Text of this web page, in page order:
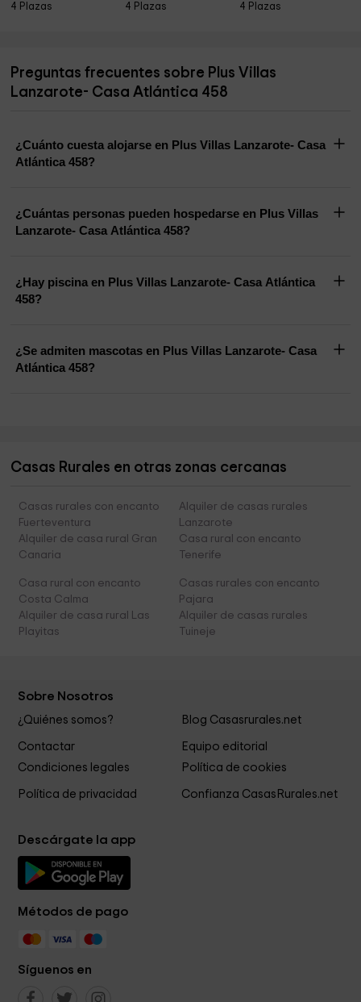
4 Plazas
4 Plazas
4 Plazas
Preguntas frecuentes sobre Plus Villas
Lanzarote- Casa Atlántica 458
¿Cuánto cuesta alojarse en Plus Villas Lanzarote- Casa
Atlántica 458?
¿Cuántas personas pueden hospedarse en Plus Villas
Lanzarote- Casa Atlántica 458?
¿Hay piscina en Plus Villas Lanzarote- Casa Atlántica
458?
¿Se admiten mascotas en Plus Villas Lanzarote- Casa
Atlántica 458?
Casas Rurales en otras zonas cercanas
Casas rurales con encanto
Fuerteventura
Alquiler de casas rurales
Lanzarote
Alquiler de casa rural Gran
Canaria
Casa rural con encanto
Tenerife
Casa rural con encanto
Costa Calma
Casas rurales con encanto
Pajara
Alquiler de casa rural Las
Playitas
Alquiler de casas rurales
Tuineje
Sobre Nosotros
¿Quiénes somos? Blog Casasrurales.net
Contactar
Equipo editorial
Condiciones legales
Política de cookies
Política de privacidad Confianza CasasRurales.net
Descárgate la app
Métodos de pago
Síguenos en